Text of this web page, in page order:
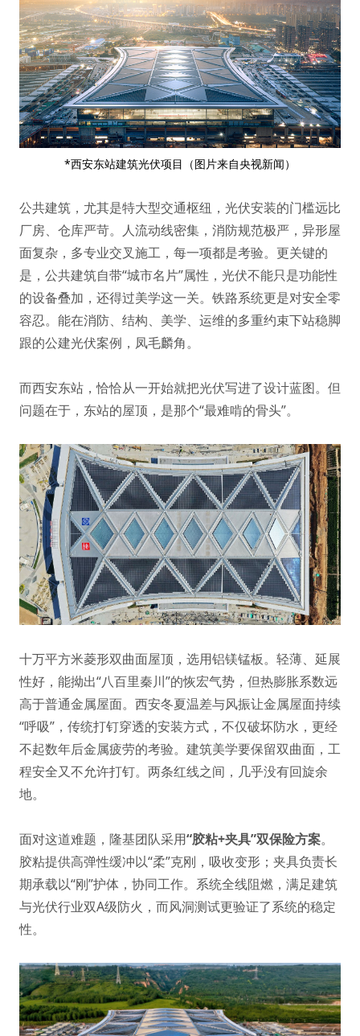
*西安东站建筑光伏项目（图片来自央视新闻）
公共建筑，尤其是特大型交通枢纽，光伏安装的门槛远比
厂房、仓库严苛。人流动线密集，消防规范极严，异形屋
面复杂，多专业交叉施工，每一项都是考验。更关键的
是，公共建筑自带“城市名片”属性，光伏不能只是功能性
的设备叠加，还得过美学这一关。铁路系统更是对安全零
容忍。能在消防、结构、美学、运维的多重约束下站稳脚
跟的公建光伏案例，凤毛麟角。
而西安东站，恰恰从一开始就把光伏写进了设计蓝图。但
问题在于，东站的屋顶，是那个“最难啃的骨头”。
十万平方米菱形双曲面屋顶，选用铝镁锰板。轻薄、延展
性好，能拗出“八百里秦川”的恢宏气势，但热膨胀系数远
高于普通金属屋面。西安冬夏温差与风振让金属屋面持续
“呼吸”，传统打钉穿透的安装方式，不仅破坏防水，更经
不起数年后金属疲劳的考验。建筑美学要保留双曲面，工
程安全又不允许打钉。两条红线之间，几乎没有回旋余
地。
面对这道难题，隆基团队采用“胶粘+夹具”双保险方案。
胶粘提供高弹性缓冲以“柔”克刚，吸收变形；夹具负责长
期承载以“刚”护体，协同工作。系统全线阻燃，满足建筑
与光伏行业双A级防火，而风洞测试更验证了系统的稳定
性。